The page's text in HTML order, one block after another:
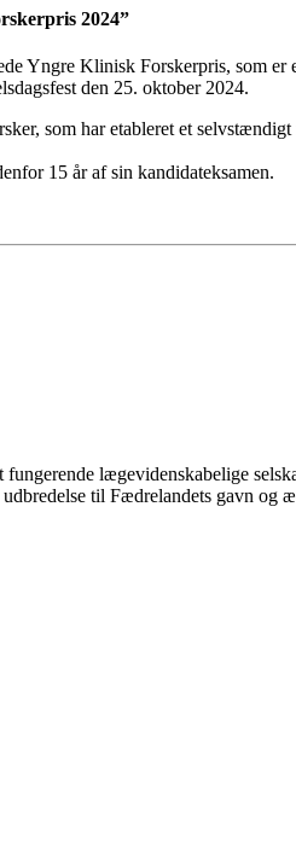
2024”
Yngre Klinisk Forskerpris, som
den 25. oktober 2024.
som har etableret et
15 år af sin kandidateksamen.
lægevidenskabelige
til Fædrelandets gavn og